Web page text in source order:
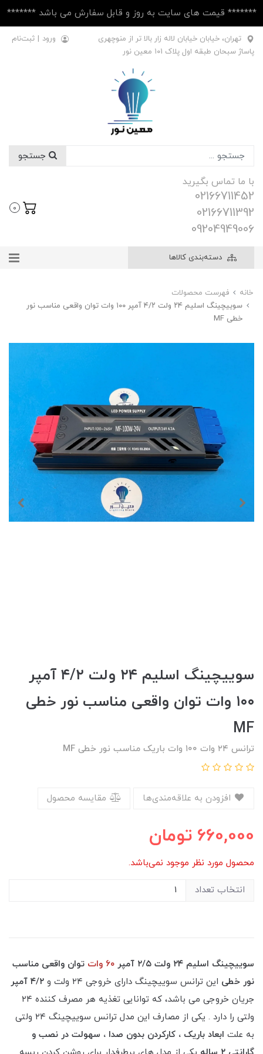
******* قیمت های سایت به روز و قابل سفارش می باشد *******
تهران، خیابان خیابان لاله زار بالا تر از منوچهری
پاساژ سبحان طبقه اول پلاک ۱۰1 معین نور
ورود | ثبت‌نام
با ما تماس بگیرید
02166711452
02166711392
09204949006
0
دسته‌بندی کالاها
خانه
فهرست محصولات
سوییچینگ اسلیم ۲۴ ولت ۴/۲ آمپر ۱۰۰ وات توان واقعی مناسب نور
خطی MF
سوییچینگ اسلیم ۲۴ ولت ۴/۲ آمپر
۱۰۰ وات توان واقعی مناسب نور خطی
MF
ترانس ۲۴ وات ۱۰۰ وات باریک مناسب نور خطی MF
مقایسه محصول
660,000 تومان
محصول مورد نظر موجود نمی‌باشد.
انتخاب تعداد
سوییچینگ اسلیم ۲۴ ولت ۲/۵ آمپر
توان واقعی مناسب
نور خطی این ترانس سوییچینگ دارای خروجی ۲۴ ولت و
۴/۲ آمپر
جریان خروجی می باشد، که توانایی تغذیه هر مصرف کننده ۲۴
ولتی را دارد . یکی از مصارف این مدل ترانس سوییچینگ ۲۴ ولتی
به علت ابعاد باریک ، کارکردن بدون صدا ، سهولت در نصب و